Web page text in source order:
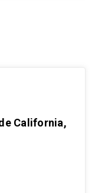
California,